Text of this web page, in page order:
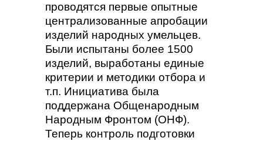
проводятся первые опытные
централизованные апробации
изделий народных умельцев.
Были испытаны более 1500
изделий, выработаны единые
критерии и методики отбора и
т.п. Инициатива была
поддержана Общенародным
Народным Фронтом (ОНФ).
Теперь контроль подготовки